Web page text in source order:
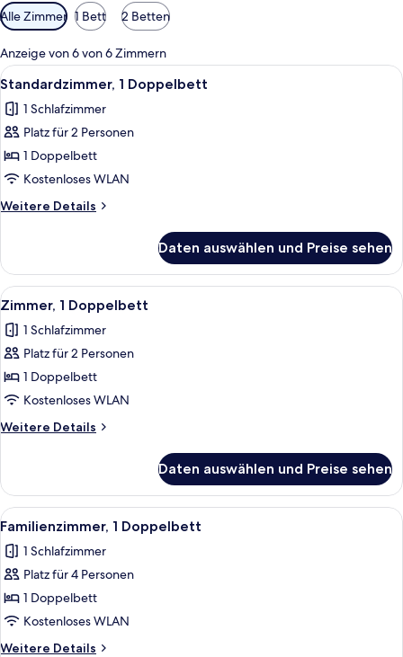
Verfügbare
Filter
für
Zimmer
Alle Zimmer 1 Bett 2 Betten
Anzeige von 6 von 6 Zimmern
Alle
Fotos
für
Standardzimmer,
1
Doppelbett
anzeigen
Ein Hotelzimmer mit einem Bett,
9
Standardzimmer, 1 Doppelbett
1 Schlafzimmer
Platz für 2 Personen
1 Doppelbett
Kostenloses WLAN
Weitere Details
Weitere
1
Doppelbett
Daten auswählen und Preise sehen
Alle
Fotos
für
Zimmer,
1
Doppelbett
anzeigen
Ein Hotelzimmer mit einem Bett,
13
Zimmer, 1 Doppelbett
1 Schlafzimmer
Platz für 2 Personen
1 Doppelbett
Kostenloses WLAN
Weitere Details
Weitere
1
Doppelbett
Daten auswählen und Preise sehen
Alle
Fotos
für
Familienzimmer,
1
Doppelbett
anzeigen
Ein Schlafraum mit Etagenbetten,
10
Familienzimmer, 1 Doppelbett
1 Schlafzimmer
Platz für 4 Personen
1 Doppelbett
Kostenloses WLAN
Weitere Details
Weitere